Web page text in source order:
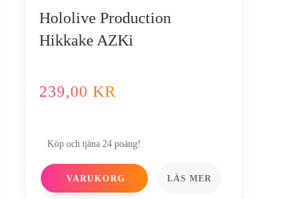
Hololive Production
Hikkake AZKi
239,00 KR
Köp och tjäna 24 poäng!
VARUKORG LÄS MER